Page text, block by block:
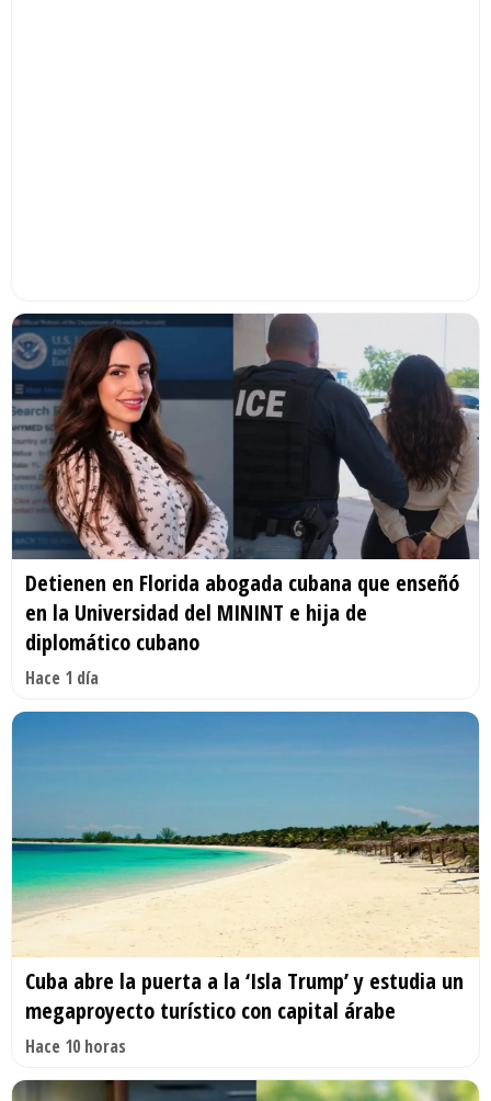
Detienen en Florida abogada cubana que enseñó
en la Universidad del MININT e hija de
diplomático cubano
Hace 1 día
Cuba abre la puerta a la ‘Isla Trump’ y estudia un
megaproyecto turístico con capital árabe
Hace 10 horas